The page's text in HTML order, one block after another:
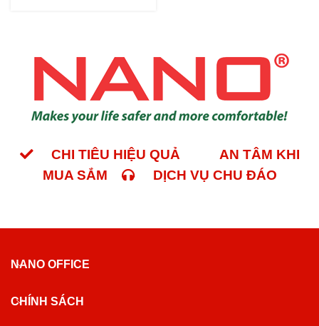
CHI TIÊU HIỆU QUẢ
AN TÂM KHI
MUA SẮM
DỊCH VỤ CHU ĐÁO
NANO OFFICE
CHÍNH SÁCH